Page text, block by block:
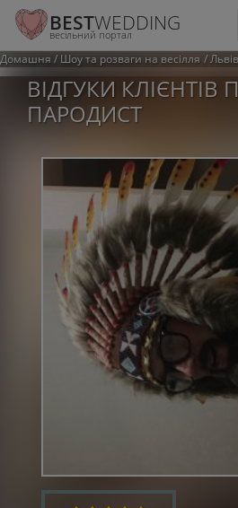
BESTWEDDING
весільний портал
Домашня Шоу та розваги на весілля Львів
ВІДГУКИ КЛІЄНТІВ
ПАРОДИСТ